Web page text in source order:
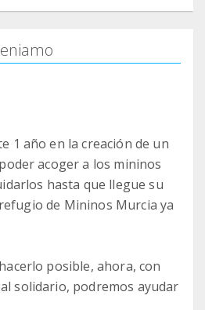
1 año en la creación de un
acoger a los mininos
hasta que llegue su
de Mininos Murcia ya
posible, ahora, con
solidario, podremos ayudar